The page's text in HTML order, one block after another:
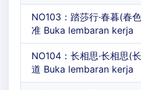
NO103：踏莎行·春暮(春
准 Buka lembaran kerja
NO104：长相思·长相思(
道 Buka lembaran kerja